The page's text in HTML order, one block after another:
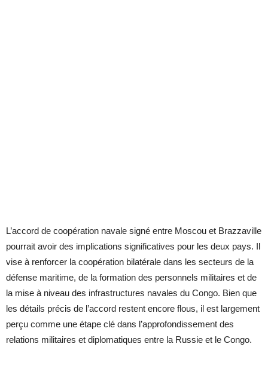
L’accord de coopération navale signé entre Moscou et Brazzaville
pourrait avoir des implications significatives pour les deux pays. Il
vise à renforcer la coopération bilatérale dans les secteurs de la
défense maritime, de la formation des personnels militaires et de
la mise à niveau des infrastructures navales du Congo. Bien que
les détails précis de l’accord restent encore flous, il est largement
perçu comme une étape clé dans l’approfondissement des
relations militaires et diplomatiques entre la Russie et le Congo.